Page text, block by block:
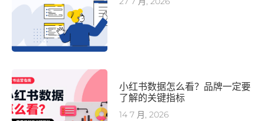
小红书数据怎么看？品牌一定要
了解的关键指标
14 7 月, 2026